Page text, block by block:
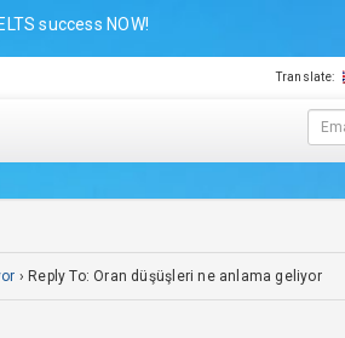
success NOW!
Translate:
m
a
› Reply To: Oran düşüşleri ne anlama geliyor